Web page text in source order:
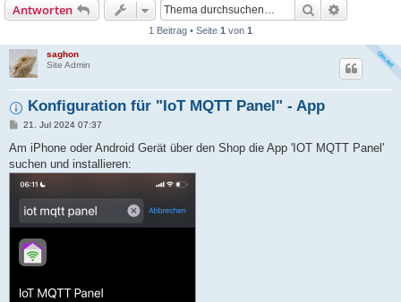
Antworten Suche
1 Beitrag • Seite 1 von 1
saghon
Site Admin
Konfiguration für "IoT MQTT Panel" - App
B
i
r
g
21. Jul 2024 07:37
Am iPhone oder Android Gerät über den Shop die App 'IOT MQTT Panel'
suchen und installieren: